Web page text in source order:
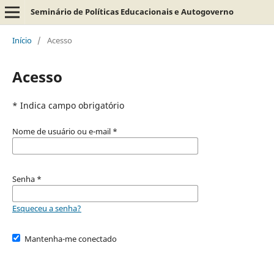
Seminário de Políticas Educacionais e Autogoverno
Início / Acesso
Acesso
* Indica campo obrigatório
Nome de usuário ou e-mail *
Senha *
Esqueceu a senha?
Mantenha-me conectado